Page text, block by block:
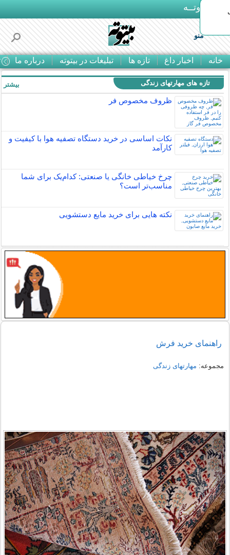
بـیتوتــه
منو
خانه اخبار داغ تازه ها تبلیغات در بیتوته درباره ما
تازه های مهارتهای زندگی
ظروف مخصوص فر
نکات اساسی در خرید دستگاه تصفیه هوا با کیفیت و
کارآمد
چرخ خیاطی خانگی یا صنعتی: کدام‌یک برای شما
مناسب‌تر است؟
نکته هایی برای خرید مایع دستشویی
بیشتر
راهنمای خرید فرش
مجموعه: مهارتهای زندگی